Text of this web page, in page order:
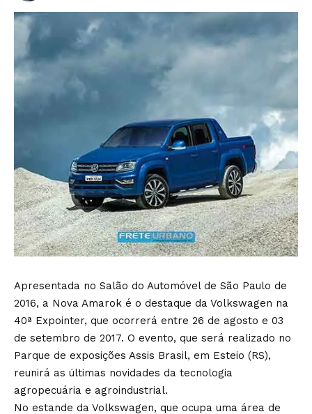
Apresentada no Salão do Automóvel de São Paulo de
2016, a Nova Amarok é o destaque da Volkswagen na
40ª Expointer, que ocorrerá entre 26 de agosto e 03
de setembro de 2017. O evento, que será realizado no
Parque de exposições Assis Brasil, em Esteio (RS),
reunirá as últimas novidades da tecnologia
agropecuária e agroindustrial.
No estande da Volkswagen, que ocupa uma área de